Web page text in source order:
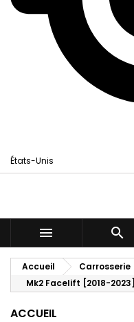
États-Unis
 
Accueil Carrosserie
Mk2 Facelift [2018-2023]
ACCUEIL